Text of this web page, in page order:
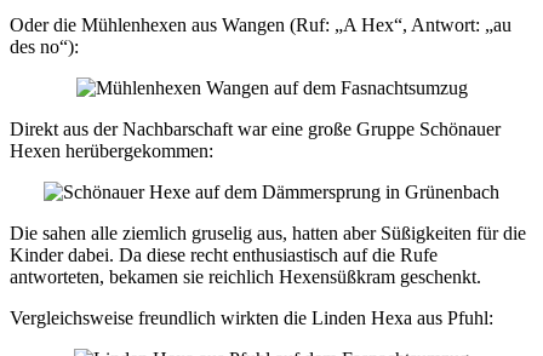
Oder die Mühlenhexen aus Wangen (Ruf: „A Hex“, Antwort: „au
des no“):
Direkt aus der Nachbarschaft war eine große Gruppe Schönauer
Hexen herübergekommen:
Die sahen alle ziemlich gruselig aus, hatten aber Süßigkeiten für die
Kinder dabei. Da diese recht enthusiastisch auf die Rufe
antworteten, bekamen sie reichlich Hexensüßkram geschenkt.
Vergleichsweise freundlich wirkten die Linden Hexa aus Pfuhl: